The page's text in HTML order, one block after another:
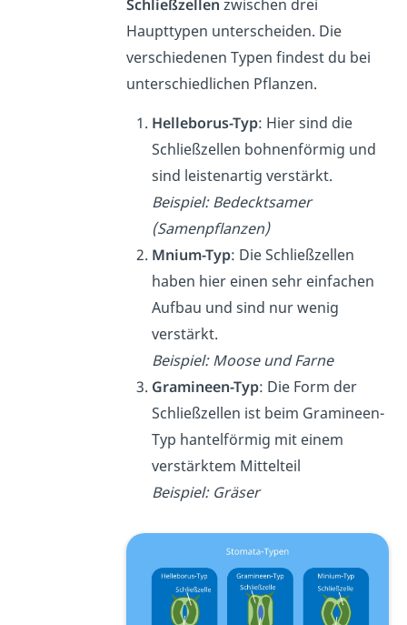
Schließzellen zwischen drei
Haupttypen unterscheiden. Die
verschiedenen Typen findest du bei
unterschiedlichen Pflanzen.
Helleborus-Typ: Hier sind die
Schließzellen bohnenförmig und
sind leistenartig verstärkt.
Beispiel: Bedecktsamer
(Samenpflanzen)
Mnium-Typ: Die Schließzellen
haben hier einen sehr einfachen
Aufbau und sind nur wenig
verstärkt.
Beispiel: Moose und Farne
Gramineen-Typ: Die Form der
Schließzellen ist beim Gramineen-
Typ hantelförmig mit einem
verstärktem Mittelteil
Beispiel: Gräser